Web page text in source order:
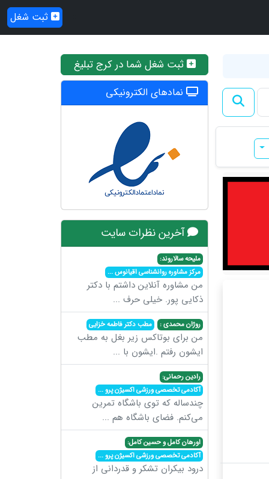
ثبت شغل
ثبت شغل شما در کرج تبلیغ
نمادهای الکترونیکی
آخرین نظرات سایت
ملیحه سالاروند:
مرکز مشاوره روانشناسی اقیانوس...
من مشاوره آنلاین داشتم با دکتر
ذکایی پور. خیلی حرف ...
روژان محمدی : مطب دکتر فاطمه خزایی
من برای بوتاکس زیر بغل به مطب
ایشون رفتم .ایشون با ...
رادین رحمانی:
آکادمی تخصصی ورزشی اکسیژن پرو...
چندساله که توی باشگاه تمرین
می‌کنم. فضای باشگاه هم ...
اورهان کامل و حسین کامل:
آکادمی تخصصی ورزشی اکسیژن پرو...
درود بیکران تشکر و قدردانی از